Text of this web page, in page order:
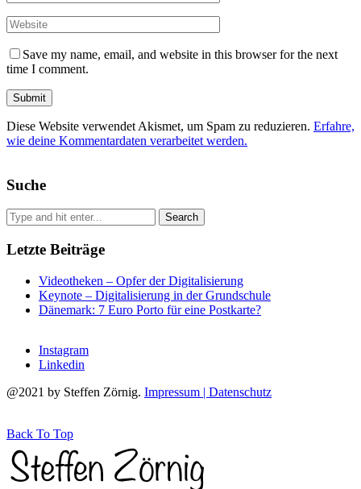
Save my name, email, and website in this browser for the next
time I comment.
Diese Website verwendet Akismet, um Spam zu reduzieren. Erfahre,
wie deine Kommentardaten verarbeitet werden.
Suche
Letzte Beiträge
Videotheken – Opfer der Digitalisierung
Keynote – Digitalisierung in der Grundschule
Dänemark: 7 Euro Porto für eine Postkarte?
Instagram
Linkedin
@2021 by Steffen Zörnig. Impressum | Datenschutz
Back To Top